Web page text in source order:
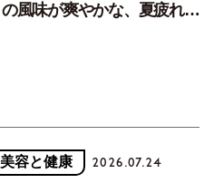
の風味が爽やかな、夏疲れを
美容と健康 2026.07.24